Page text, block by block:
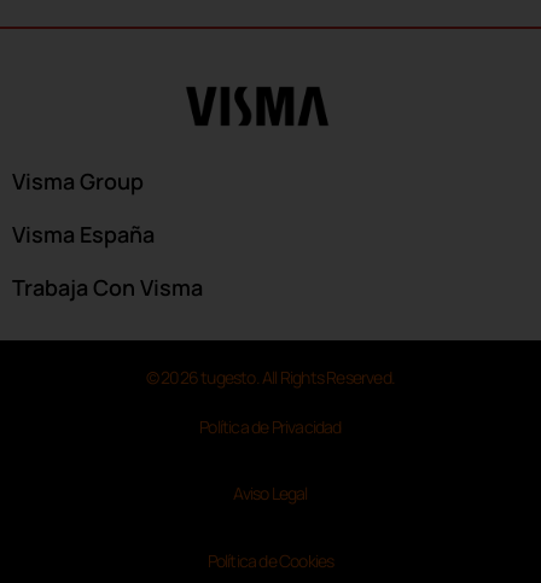
Visma Group
Visma España
Trabaja Con Visma
© 2026 tugesto. All Rights Reserved.
Política de Privacidad
Aviso Legal
Política de Cookies